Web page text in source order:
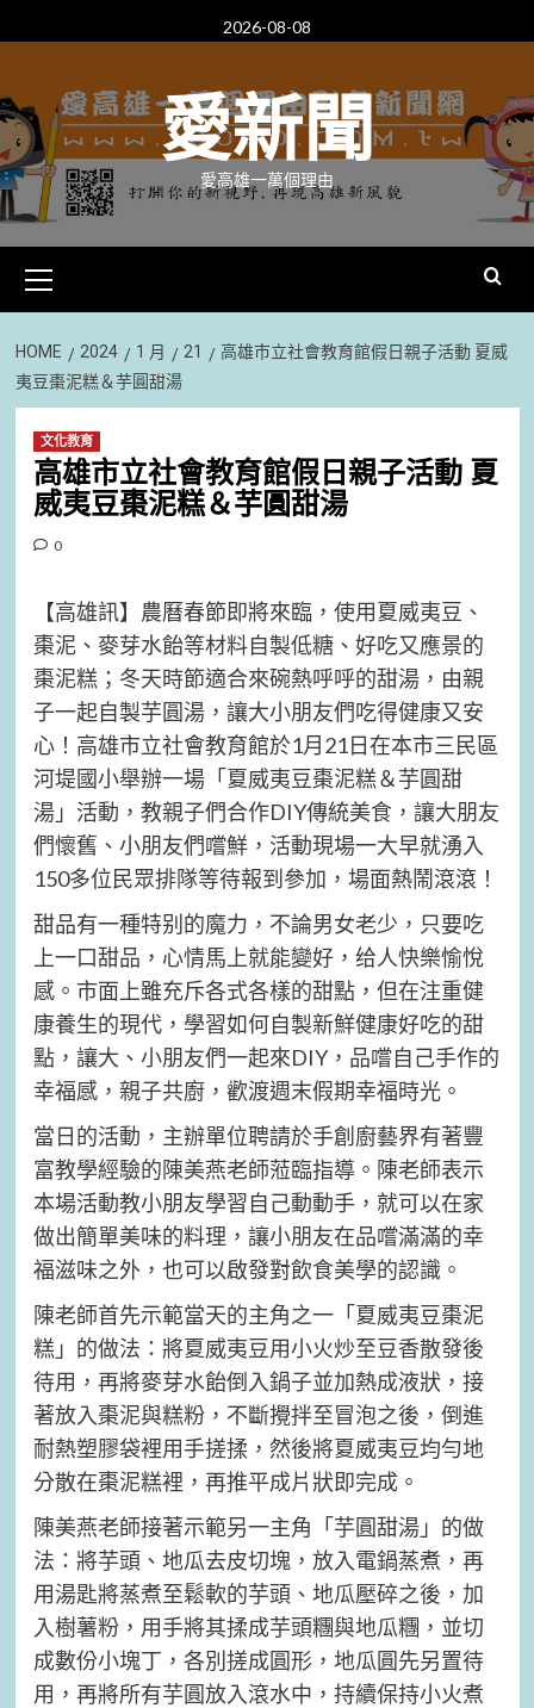
to
2026-08-08
愛新聞
愛高雄一萬個理由
Menu
HOME 2024 1 月 21
高雄市立社會教育館假日親子活動 夏威
夷豆棗泥糕＆芋圓甜湯
文化教育
高雄市立社會教育館假日親子活動 夏
威夷豆棗泥糕＆芋圓甜湯
0
【高雄訊】農曆春節即將來臨，使用夏威夷豆、
棗泥、麥芽水飴等材料自製低糖、好吃又應景的
棗泥糕；冬天時節適合來碗熱呼呼的甜湯，由親
子一起自製芋圓湯，讓大小朋友們吃得健康又安
心！高雄市立社會教育館於1月21日在本市三民區
河堤國小舉辦一場「夏威夷豆棗泥糕＆芋圓甜
湯」活動，教親子們合作DIY傳統美食，讓大朋友
們懷舊、小朋友們嚐鮮，活動現場一大早就湧入
150多位民眾排隊等待報到參加，場面熱鬧滾滾！
甜品有一種特别的魔力，不論男女老少，只要吃
上一口甜品，心情馬上就能變好，给人快樂愉悅
感。市面上雖充斥各式各樣的甜點，但在注重健
康養生的現代，學習如何自製新鮮健康好吃的甜
點，讓大、小朋友們一起來DIY，品嚐自己手作的
幸福感，親子共廚，歡渡週末假期幸福時光。
當日的活動，主辦單位聘請於手創廚藝界有著豐
富教學經驗的陳美燕老師蒞臨指導。陳老師表示
本場活動教小朋友學習自己動動手，就可以在家
做出簡單美味的料理，讓小朋友在品嚐滿滿的幸
福滋味之外，也可以啟發對飲食美學的認識。
陳老師首先示範當天的主角之一「夏威夷豆棗泥
糕」的做法：將夏威夷豆用小火炒至豆香散發後
待用，再將麥芽水飴倒入鍋子並加熱成液狀，接
著放入棗泥與糕粉，不斷攪拌至冒泡之後，倒進
耐熱塑膠袋裡用手搓揉，然後將夏威夷豆均勻地
分散在棗泥糕裡，再推平成片狀即完成。
陳美燕老師接著示範另一主角「芋圓甜湯」的做
法：將芋頭、地瓜去皮切塊，放入電鍋蒸煮，再
用湯匙將蒸煮至鬆軟的芋頭、地瓜壓碎之後，加
入樹薯粉，用手將其揉成芋頭糰與地瓜糰，並切
成數份小塊丁，各別搓成圓形，地瓜圓先另置待
用，再將所有芋圓放入滾水中，持續保持小火煮